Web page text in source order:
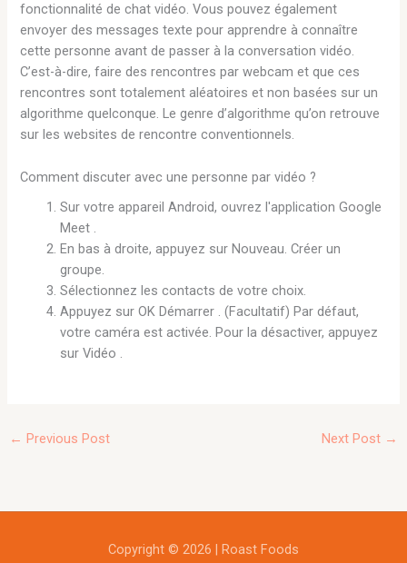
fonctionnalité de chat vidéo. Vous pouvez également
envoyer des messages texte pour apprendre à connaître
cette personne avant de passer à la conversation vidéo.
C’est-à-dire, faire des rencontres par webcam et que ces
rencontres sont totalement aléatoires et non basées sur un
algorithme quelconque. Le genre d’algorithme qu’on retrouve
sur les websites de rencontre conventionnels.
Comment discuter avec une personne par vidéo ?
Sur votre appareil Android, ouvrez l'application Google
Meet .
En bas à droite, appuyez sur Nouveau. Créer un
groupe.
Sélectionnez les contacts de votre choix.
Appuyez sur OK Démarrer . (Facultatif) Par défaut,
votre caméra est activée. Pour la désactiver, appuyez
sur Vidéo .
← Previous Post Next Post →
Copyright © 2026 | Roast Foods